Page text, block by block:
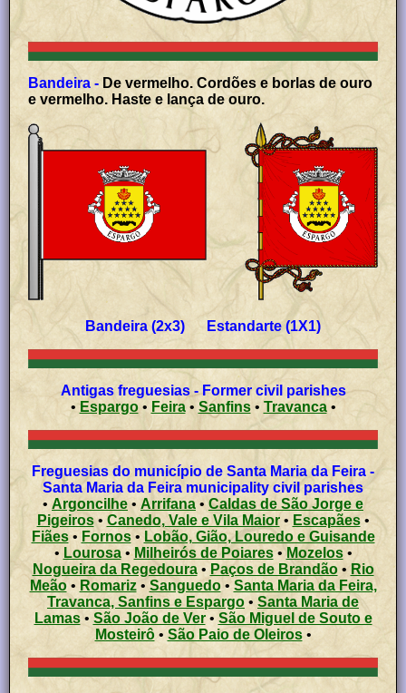
Bandeira - De vermelho. Cordões e borlas de ouro
e vermelho. Haste e lança de ouro.
Bandeira (2x3) Estandarte (1X1)
Antigas freguesias - Former civil parishes
•Espargo• Feira• Sanfins• Travanca •
Freguesias do município de Santa Maria da Feira -
Santa Maria da Feira municipality civil parishes
• Argoncilhe • Arrifana •Caldas de São Jorge e
Pigeiros• Canedo, Vale e Vila Maior• Escapães•
Fiães• Fornos• Lobão, Gião, Louredo e Guisande
• Lourosa• Milheirós de Poiares• Mozelos•
Nogueira da Regedoura• Paços de Brandão• Rio
Meão• Romariz• Sanguedo•Santa Maria da Feira,
Travanca, Sanfins e Espargo • Santa Maria de
Lamas• São João de Ver• São Miguel de Souto e
Mosteirô• São Paio de Oleiros•